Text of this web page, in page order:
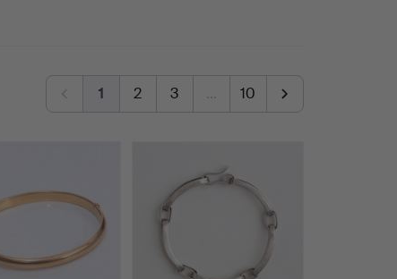
1 2 3 … 10